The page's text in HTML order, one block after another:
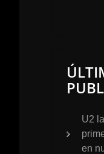
U2
en